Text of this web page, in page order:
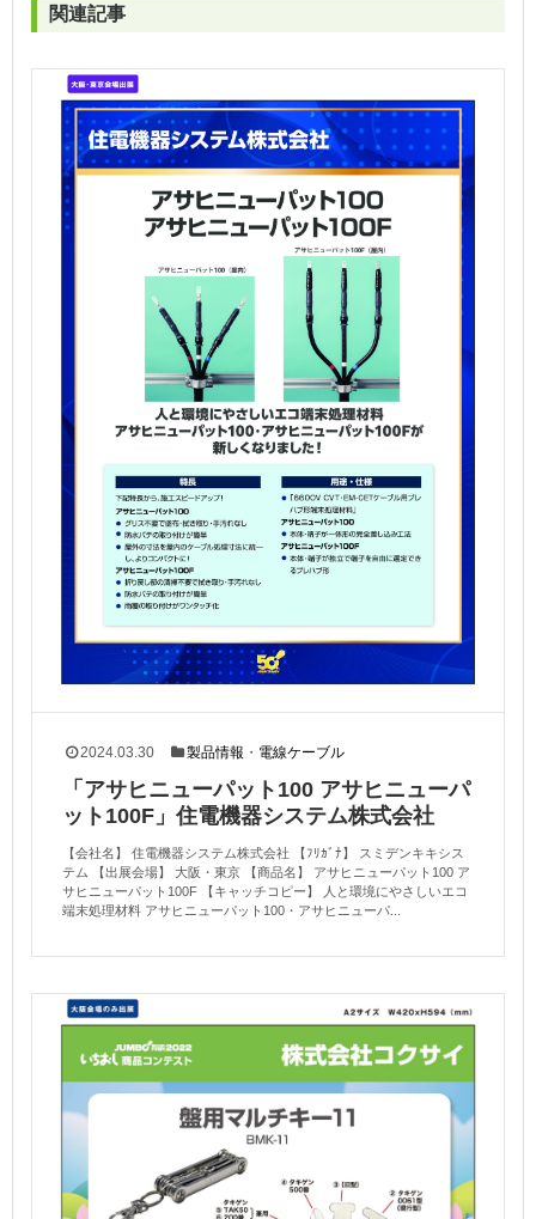
関連記事
2024.03.30 製品情報 ・ 電線ケーブル
「アサヒニューパット100 アサヒニューパ
ット100F」住電機器システム株式会社
【会社名】 住電機器システム株式会社 【ﾌﾘｶﾞﾅ】 スミデンキキシス
テム 【出展会場】 大阪・東京 【商品名】 アサヒニューパット100 ア
サヒニューパット100F 【キャッチコピー】 人と環境にやさしいエコ
端末処理材料 アサヒニューパット100・アサヒニューパ...